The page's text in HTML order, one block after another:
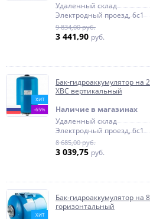
Удаленный склад
Электродный проезд, 6с1
9 834,00 руб.
3 441,90 руб.
ХИТ
-65%
Бак-гидроаккумулятор на
ХВС вертикальный
Наличие в магазинах
Удаленный склад
Электродный проезд, 6с1
8 685,00 руб.
3 039,75 руб.
ХИТ
Бак-гидроаккумулятор на
горизонтальный